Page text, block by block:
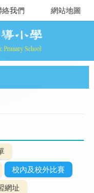
絡我們 網站地圖
校內及校外比賽
網址